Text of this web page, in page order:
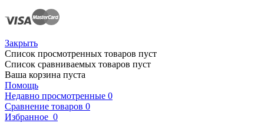
Закрыть
Список просмотренных товаров пуст
Список сравниваемых товаров пуст
Ваша корзина пуста
Помощь
Недавно просмотренные 0
Сравнение товаров 0
Избранное 0